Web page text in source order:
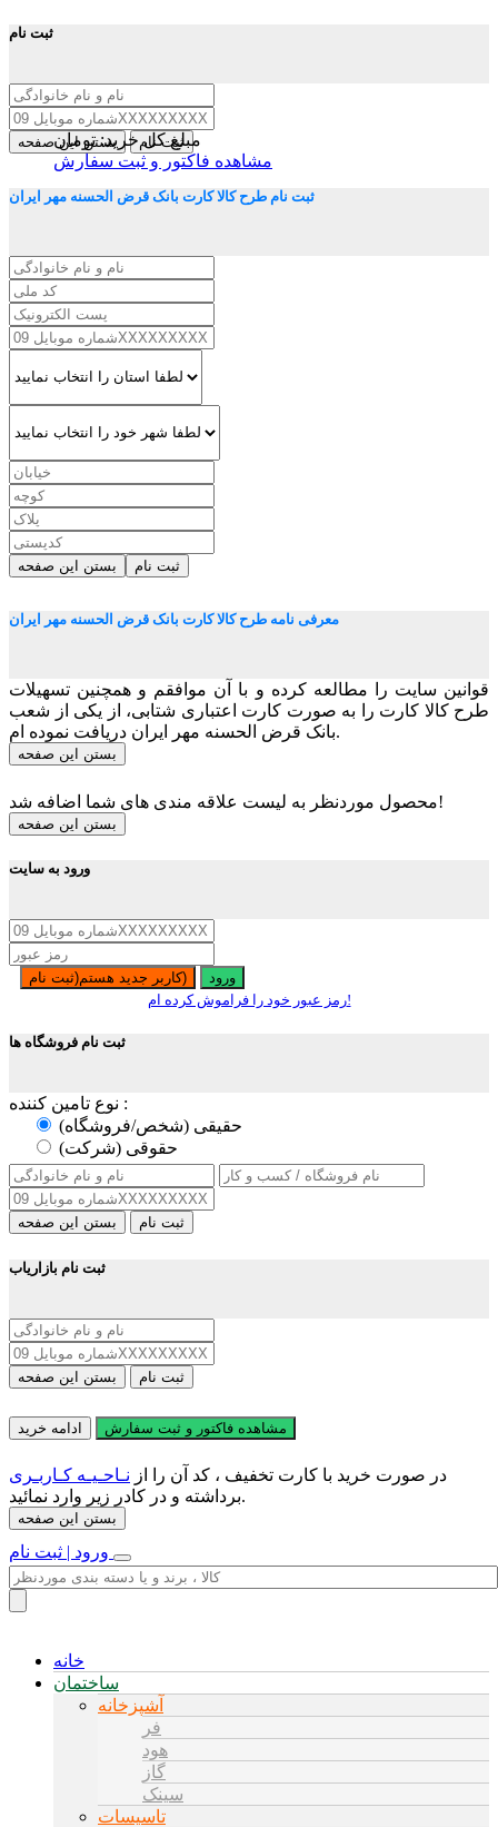
ثبت نام
بستن این صفحه ثبت نام
ثبت نام طرح کالا کارت بانک قرض الحسنه مهر ایران
بستن این صفحه ثبت نام
معرفی نامه طرح کالا کارت بانک قرض الحسنه مهر ایران
قوانین سایت را مطالعه کرده و با آن موافقم و همچنین تسهیلات
طرح کالا کارت را به صورت کارت اعتباری شتابی، از یکی از شعب
بانک قرض الحسنه مهر ایران دریافت نموده ام.
بستن این صفحه
محصول موردنظر به لیست علاقه مندی های شما اضافه شد!
بستن این صفحه
ورود به سایت
کاربر جدید هستم(ثبت نام)
ورود
رمز عبور خود را فراموش کرده ام!
ثبت نام فروشگاه ها
نوع تامین کننده :
حقیقی (شخص/فروشگاه)
حقوقی (شرکت)
بستن این صفحه ثبت نام
ثبت نام بازاریاب
بستن این صفحه ثبت نام
ادامه خرید مشاهده فاکتور و ثبت سفارش
در صورت خرید با کارت تخفیف ، کد آن را از نـاحـیـه کـاربـری
برداشته و در کادر زیر وارد نمائید.
بستن این صفحه
خانه
ساختمان
آشپزخانه
فر
هود
گاز
سینک
تاسیسات
مبلغ کل خرید: تومان
مشاهده فاکتور و ثبت سفارش